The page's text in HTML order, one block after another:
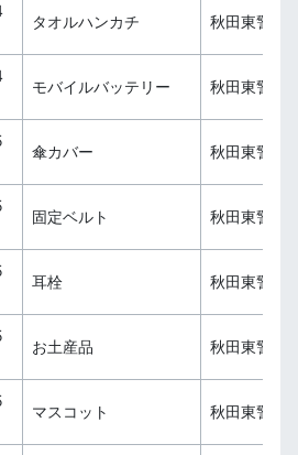
タオルハンカチ 秋田東警察
モバイルバッテリー 秋田東警察
傘カバー 秋田東警察
固定ベルト 秋田東警察
耳栓 秋田東警察
お土産品 秋田東警察
マスコット 秋田東警察